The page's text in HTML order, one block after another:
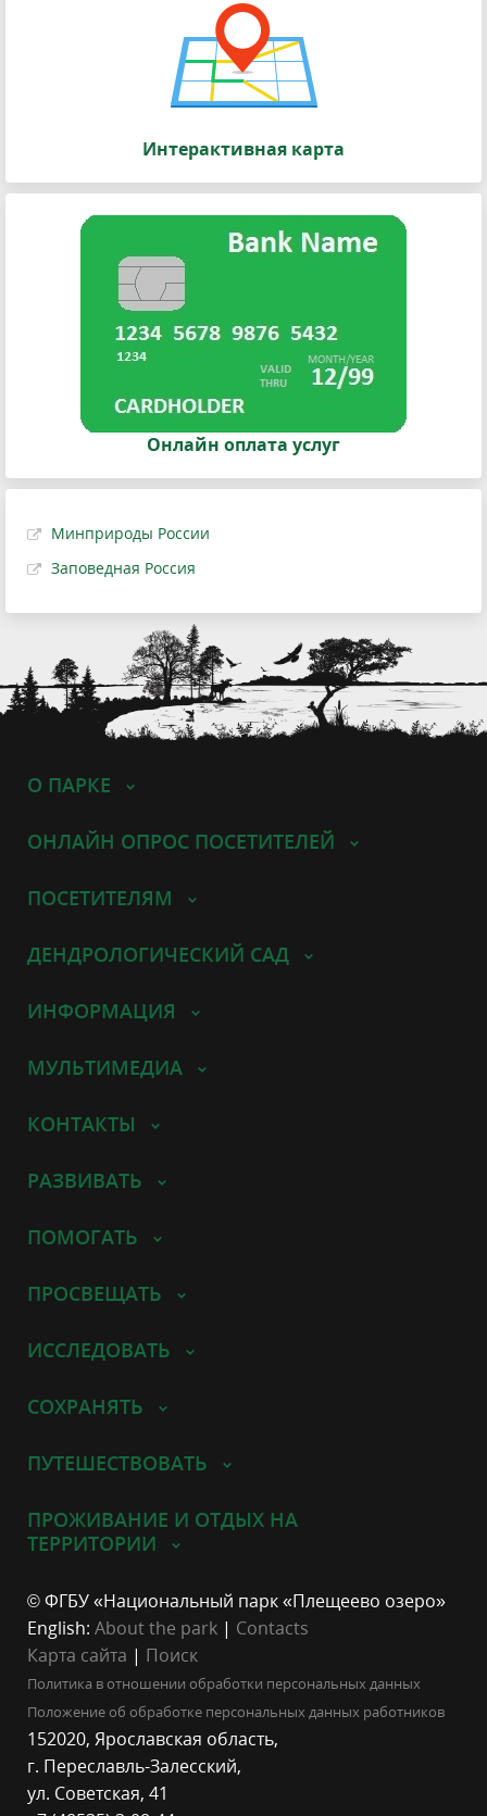
Интерактивная карта
Онлайн оплата услуг
Минприроды России
Заповедная Россия
О ПАРКЕ
ОНЛАЙН ОПРОС ПОСЕТИТЕЛЕЙ
ПОСЕТИТЕЛЯМ
ДЕНДРОЛОГИЧЕСКИЙ САД
ИНФОРМАЦИЯ
МУЛЬТИМЕДИА
КОНТАКТЫ
РАЗВИВАТЬ
ПОМОГАТЬ
ПРОСВЕЩАТЬ
ИССЛЕДОВАТЬ
СОХРАНЯТЬ
ПУТЕШЕСТВОВАТЬ
ПРОЖИВАНИЕ И ОТДЫХ НА
ТЕРРИТОРИИ
© ФГБУ «Национальный парк «Плещеево озеро»
English: About the park | Contacts
Карта сайта | Поиск
Политика в отношении обработки персональных данных
Положение об обработке персональных данных работников
152020, Ярославская область,
г. Переславль-Залесский,
ул. Советская, 41